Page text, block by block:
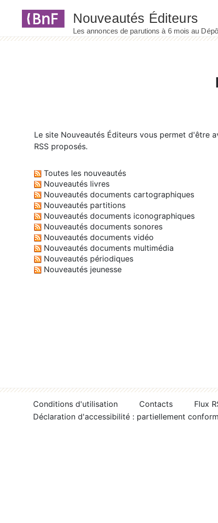
Le site Nouveautés Éditeurs vous permet d'être
RSS proposés.
Toutes les nouveautés
Nouveautés livres
Nouveautés documents cartographiques
Nouveautés partitions
Nouveautés documents iconographiques
Nouveautés documents sonores
Nouveautés documents vidéo
Nouveautés documents multimédia
Nouveautés périodiques
Nouveautés jeunesse
Conditions d'utilisation Contacts
Flux
Déclaration d'accessibilité : partiellement